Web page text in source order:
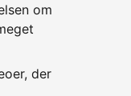
om
der